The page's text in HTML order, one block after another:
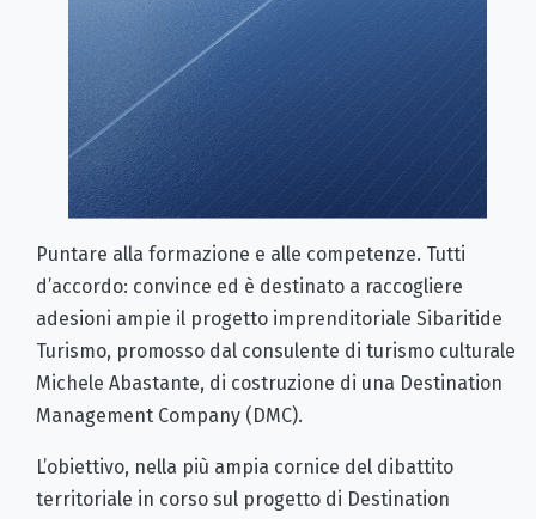
Puntare alla formazione e alle competenze. Tutti
d’accordo: convince ed è destinato a raccogliere
adesioni ampie il progetto imprenditoriale Sibaritide
Turismo, promosso dal consulente di turismo culturale
Michele Abastante, di costruzione di una Destination
Management Company (DMC).
L’obiettivo, nella più ampia cornice del dibattito
territoriale in corso sul progetto di Destination